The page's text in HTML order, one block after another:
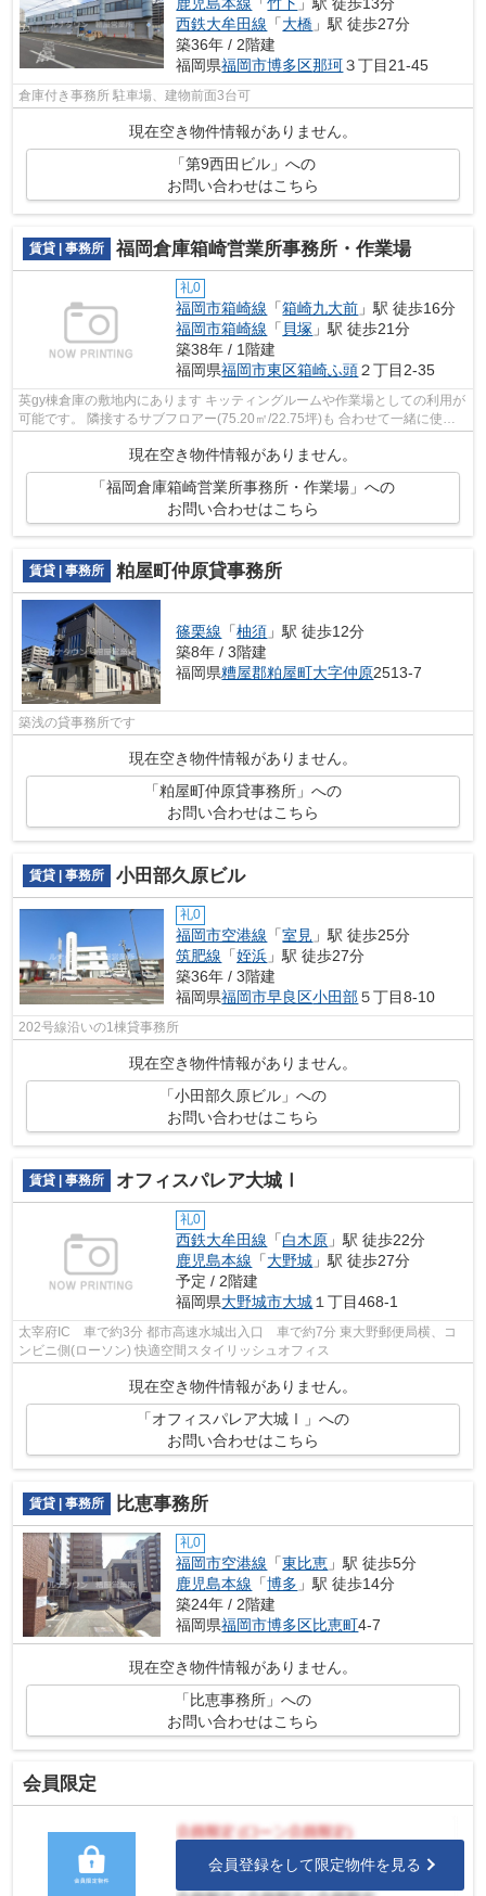
西鉄大牟田線 「大橋 」駅 徒歩27分
築36年 / 2階建
福岡県福岡市博多区那珂３丁目21-45
倉庫付き事務所 駐車場、建物前面3台可
現在空き物件情報がありません。
「第9西田ビル」への
お問い合わせはこちら
賃貸 | 事務所 福岡倉庫箱崎営業所事務所・作業場
礼0
福岡市箱崎線 「箱崎九大前 」駅 徒歩16分
福岡市箱崎線 「貝塚 」駅 徒歩21分
築38年 / 1階建
福岡県福岡市東区箱崎ふ頭２丁目2-35
英gy棟倉庫の敷地内にあります キッティングルームや作業場としての利用が
可能です。 隣接するサブフロアー(75.20㎡/22.75坪)も 合わせて一緒に使用
できます。
現在空き物件情報がありません。
「福岡倉庫箱崎営業所事務所・作業場」への
お問い合わせはこちら
賃貸 | 事務所 粕屋町仲原貸事務所
篠栗線 「柚須 」駅 徒歩12分
築8年 / 3階建
福岡県糟屋郡粕屋町大字仲原2513-7
築浅の貸事務所です
現在空き物件情報がありません。
「粕屋町仲原貸事務所」への
お問い合わせはこちら
賃貸 | 事務所 小田部久原ビル
礼0
福岡市空港線 「室見 」駅 徒歩25分
筑肥線 「姪浜 」駅 徒歩27分
築36年 / 3階建
福岡県福岡市早良区小田部５丁目8-10
202号線沿いの1棟貸事務所
現在空き物件情報がありません。
「小田部久原ビル」への
お問い合わせはこちら
賃貸 | 事務所 オフィスパレア大城Ⅰ
礼0
西鉄大牟田線 「白木原 」駅 徒歩22分
鹿児島本線 「大野城 」駅 徒歩27分
予定 / 2階建
福岡県大野城市大城 １丁目468-1
太宰府IC 車で約3分 都市高速水城出入口 車で約7分 東大野郵便局横、コ
ンビニ側(ローソン) 快適空間スタイリッシュオフィス
現在空き物件情報がありません。
「オフィスパレア大城Ⅰ」への
お問い合わせはこちら
賃貸 | 事務所 比恵事務所
礼0
福岡市空港線 「東比恵 」駅 徒歩5分
鹿児島本線 「博多 」駅 徒歩14分
築24年 / 2階建
福岡県福岡市博多区比恵町4-7
現在空き物件情報がありません。
「比恵事務所」への
お問い合わせはこちら
会員限定
会員登録をして限定物件を見る